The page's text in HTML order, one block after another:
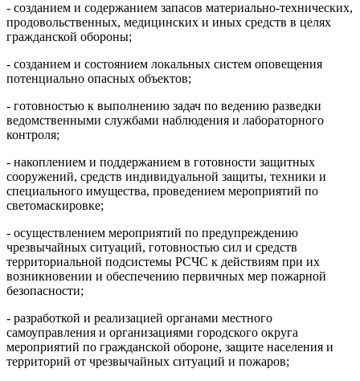
- созданием и содержанием запасов материально-технических,
продовольственных, медицинских и иных средств в целях
гражданской обороны;
- созданием и состоянием локальных систем оповещения
потенциально опасных объектов;
- готовностью к выполнению задач по ведению разведки
ведомственными службами наблюдения и лабораторного
контроля;
- накоплением и поддержанием в готовности защитных
сооружений, средств индивидуальной защиты, техники и
специального имущества, проведением мероприятий по
светомаскировке;
- осуществлением мероприятий по предупреждению
чрезвычайных ситуаций, готовностью сил и средств
территориальной подсистемы РСЧС к действиям при их
возникновении и обеспечению первичных мер пожарной
безопасности;
- разработкой и реализацией органами местного
самоуправления и организациями городского округа
мероприятий по гражданской обороне, защите населения и
территорий от чрезвычайных ситуаций и пожаров;